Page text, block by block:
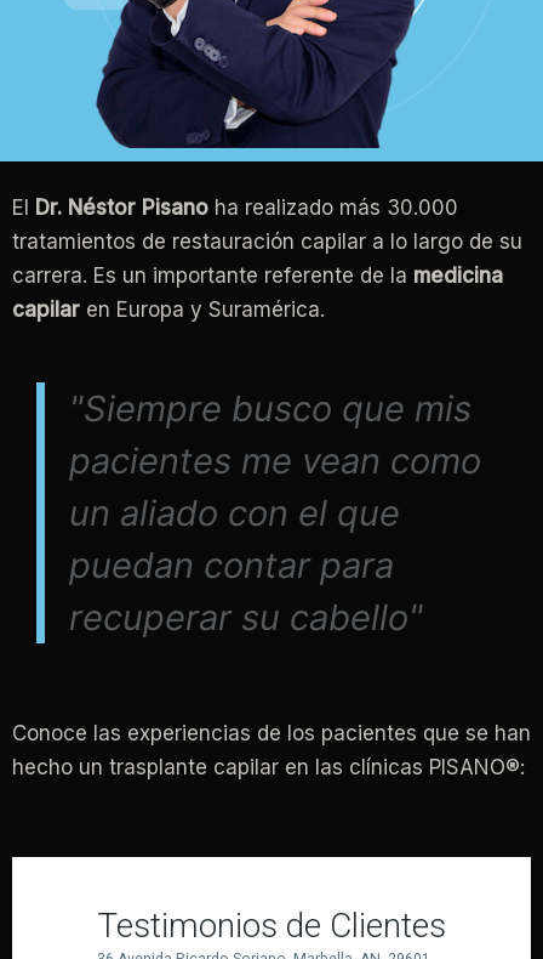
El Dr. Néstor Pisano ha realizado más 30.000
tratamientos de restauración capilar a lo largo de su
carrera. Es un importante referente de la medicina
capilar en Europa y Suramérica.
"Siempre busco que mis
pacientes me vean como
un aliado con el que
puedan contar para
recuperar su cabello"
Conoce las experiencias de los pacientes que se han
hecho un trasplante capilar en las clínicas PISANO®: